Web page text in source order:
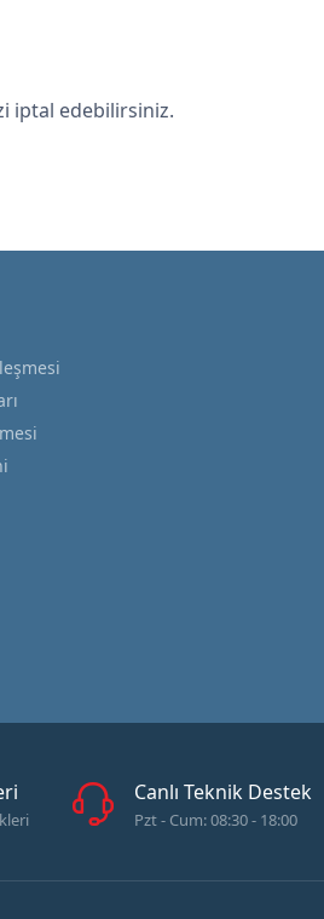
iptal edebilirsiniz.
Canlı Teknik Destek
Pzt - Cum: 08:30 - 18:00